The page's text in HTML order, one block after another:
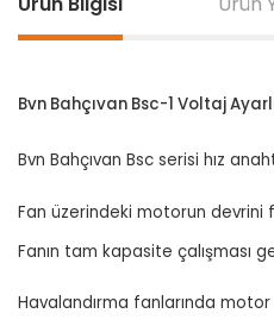
Bvn Bahçıvan Bsc-1 Voltaj
Bvn Bahçıvan Bsc serisi hız
Fan üzerindeki motorun
Fanın tam kapasite çalışması
Havalandırma fanlarında